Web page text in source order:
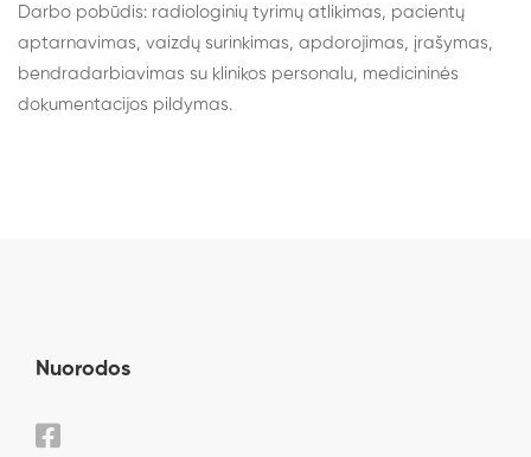
Darbo pobūdis: radiologinių tyrimų atlikimas, pacientų
aptarnavimas, vaizdų surinkimas, apdorojimas, įrašymas,
bendradarbiavimas su klinikos personalu, medicininės
dokumentacijos pildymas.
Nuorodos